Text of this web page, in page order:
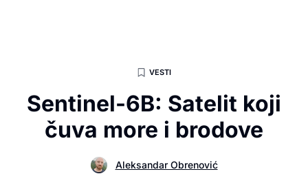
VESTI
Sentinel-6B: Satelit koji
čuva more i brodove
Aleksandar Obrenović